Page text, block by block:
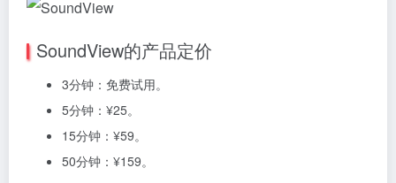
SoundView的产品定价
3分钟：免费试用。
5分钟：¥25。
15分钟：¥59。
50分钟：¥159。